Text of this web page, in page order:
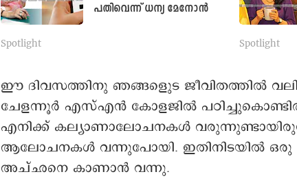
പതിവെന്ന് ധന്യ മേനോൻ
Spotlight Spotlight
ഈ ദിവസത്തിനു ഞങ്ങളുെട ജീവിതത്തിൽ
ചേളന്നൂർ എസ്എൻ കോളജിൽ
എനിക്ക് കല്യാണാലോചനകൾ
ആലോചനകൾ വന്നുപോയി. ഇതിനിടയിൽ ഒരു
അച്ഛനെ കാണാൻ വന്നു.